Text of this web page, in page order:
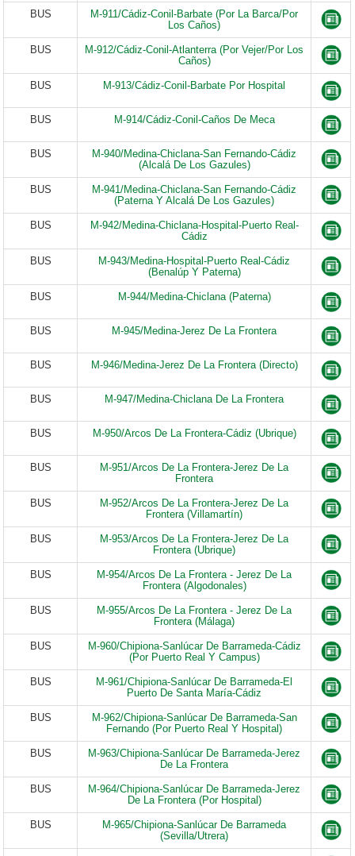
BUS
M-911/Cádiz-Conil-Barbate (Por La Barca/Por
Los Caños)
BUS
M-912/Cádiz-Conil-Atlanterra (Por Vejer/Por Los
Caños)
BUS M-913/Cádiz-Conil-Barbate Por Hospital
BUS M-914/Cádiz-Conil-Caños De Meca
BUS
M-940/Medina-Chiclana-San Fernando-Cádiz
(Alcalá De Los Gazules)
BUS
M-941/Medina-Chiclana-San Fernando-Cádiz
(Paterna Y Alcalá De Los Gazules)
BUS
M-942/Medina-Chiclana-Hospital-Puerto Real-
Cádiz
BUS
M-943/Medina-Hospital-Puerto Real-Cádiz
(Benalúp Y Paterna)
BUS M-944/Medina-Chiclana (Paterna)
BUS M-945/Medina-Jerez De La Frontera
BUS M-946/Medina-Jerez De La Frontera (Directo)
BUS M-947/Medina-Chiclana De La Frontera
BUS M-950/Arcos De La Frontera-Cádiz (Ubrique)
BUS
M-951/Arcos De La Frontera-Jerez De La
Frontera
BUS
M-952/Arcos De La Frontera-Jerez De La
Frontera (Villamartín)
BUS
M-953/Arcos De La Frontera-Jerez De La
Frontera (Ubrique)
BUS
M-954/Arcos De La Frontera - Jerez De La
Frontera (Algodonales)
BUS
M-955/Arcos De La Frontera - Jerez De La
Frontera (Málaga)
BUS
M-960/Chipiona-Sanlúcar De Barrameda-Cádiz
(Por Puerto Real Y Campus)
BUS
M-961/Chipiona-Sanlúcar De Barrameda-El
Puerto De Santa María-Cádiz
BUS
M-962/Chipiona-Sanlúcar De Barrameda-San
Fernando (Por Puerto Real Y Hospital)
BUS
M-963/Chipiona-Sanlúcar De Barrameda-Jerez
De La Frontera
BUS
M-964/Chipiona-Sanlúcar De Barrameda-Jerez
De La Frontera (Por Hospital)
BUS
M-965/Chipiona-Sanlúcar De Barrameda
(Sevilla/Utrera)